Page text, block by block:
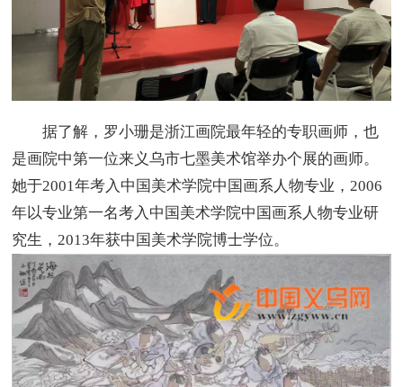
据了解，罗小珊是浙江画院最年轻的专职画师，也
是画院中第一位来义乌市七墨美术馆举办个展的画师。
她于2001年考入中国美术学院中国画系人物专业，2006
年以专业第一名考入中国美术学院中国画系人物专业研
究生，2013年获中国美术学院博士学位。